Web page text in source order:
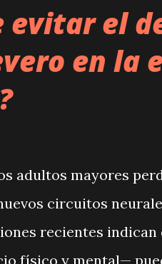
evitar el
en la
adultos mayores
circuitos
recientes
físico y mental—